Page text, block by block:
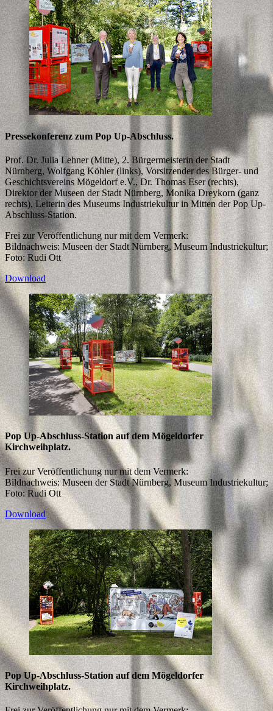
Pressekonferenz zum Pop Up-Abschluss.
Prof. Dr. Julia Lehner (Mitte), 2. Bürgermeisterin der Stadt
Nürnberg, Wolfgang Köhler (links), Vorsitzender des Bürger- und
Geschichtsvereins Mögeldorf e.V., Dr. Thomas Eser (rechts),
Direktor der Museen der Stadt Nürnberg, Monika Dreykorn (ganz
rechts), Leiterin des Museums Industriekultur in Mitten der Pop Up-
Abschluss-Station.
Frei zur Veröffentlichung nur mit dem Vermerk:
Bildnachweis: Museen der Stadt Nürnberg, Museum Industriekultur;
Foto: Rudi Ott
Download
Pop Up-Abschluss-Station auf dem Mögeldorfer
Kirchweihplatz.
Frei zur Veröffentlichung nur mit dem Vermerk:
Bildnachweis: Museen der Stadt Nürnberg, Museum Industriekultur;
Foto: Rudi Ott
Download
Pop Up-Abschluss-Station auf dem Mögeldorfer
Kirchweihplatz.